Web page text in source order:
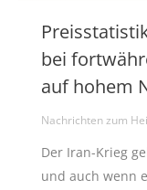
bei
auf hohem
Nachrichten zum
Der Iran-Krieg
und auch wenn